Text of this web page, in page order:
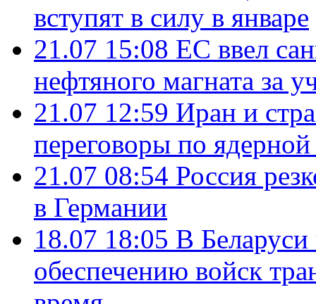
вступят в силу в январе
21.07 15:08 ЕС ввел
нефтяного магната за
21.07 12:59 Иран и
переговоры по
21.07 08:54 Россия
в Германии
18.07 18:05 В
обеспечению войск